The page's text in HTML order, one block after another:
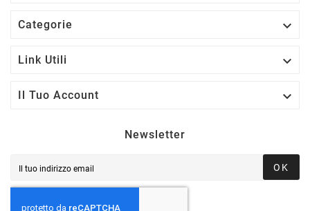
Categorie 
Link Utili 
Il Tuo Account 
Newsletter
OK